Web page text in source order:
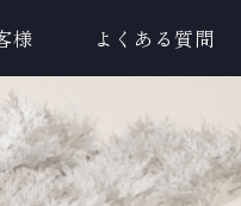
様 よくある質問